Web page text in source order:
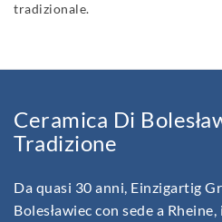
tradizionale.
Ceramica Di
Tradizione
Da quasi 30 anni, Einzigartig
Bolesławiec con sede a